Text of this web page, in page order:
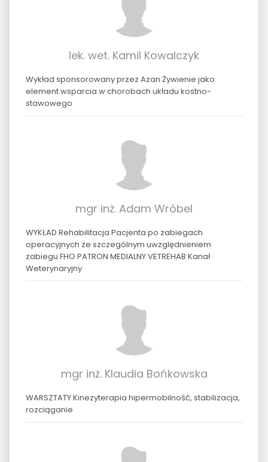
lek. wet. Kamil Kowalczyk
Wykład sponsorowany przez Azan Żywienie jako
element wsparcia w chorobach układu kostno-
stawowego
mgr inż. Adam Wróbel
WYKŁAD Rehabilitacja Pacjenta po zabiegach
operacyjnych ze szczególnym uwzględnieniem
zabiegu FHO PATRON MEDIALNY VETREHAB Kanał
Weterynaryjny
mgr inż. Klaudia Bońkowska
WARSZTATY Kinezyterapia hipermobilność, stabilizacja,
rozciąganie